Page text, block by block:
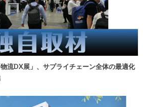
物流DX展」、サプライチェーン全体の最適化